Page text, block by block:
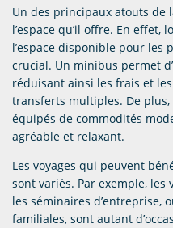
Un des principaux atouts de
l’espace qu’il offre. En effet,
l’espace disponible pour les
crucial. Un minibus permet
réduisant ainsi les frais et
transferts multiples. De
équipés de commodités
agréable et relaxant.
Les voyages qui peuvent
sont variés. Par exemple,
les séminaires d’entreprise,
familiales, sont autant